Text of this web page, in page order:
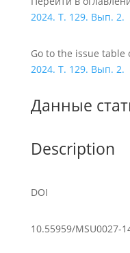
2024. Т. 129. Вып. 2.
Go to the issue table
2024. Т. 129. Вып. 2.
Данные
Description
DOI
10.55959/MSU0027-